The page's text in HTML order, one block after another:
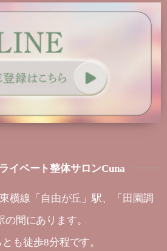
イベート整体サロンCuna
横線「自由が丘」駅、「田園調
の間にあります。
も徒歩8分程です。